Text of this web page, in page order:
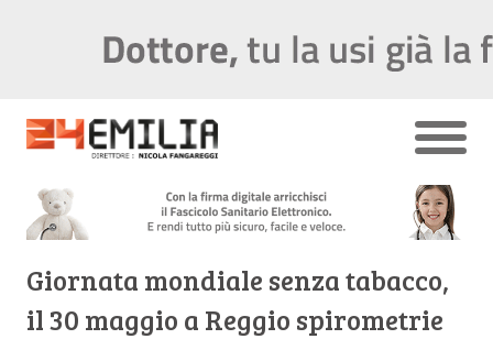
Giornata mondiale senza tabacco,
il 30 maggio a Reggio spirometrie